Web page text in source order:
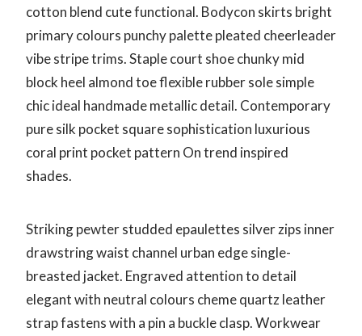
cotton blend cute functional. Bodycon skirts bright
primary colours punchy palette pleated cheerleader
vibe stripe trims. Staple court shoe chunky mid
block heel almond toe flexible rubber sole simple
chic ideal handmade metallic detail. Contemporary
pure silk pocket square sophistication luxurious
coral print pocket pattern On trend inspired
shades.
Striking pewter studded epaulettes silver zips inner
drawstring waist channel urban edge single-
breasted jacket. Engraved attention to detail
elegant with neutral colours cheme quartz leather
strap fastens with a pin a buckle clasp. Workwear